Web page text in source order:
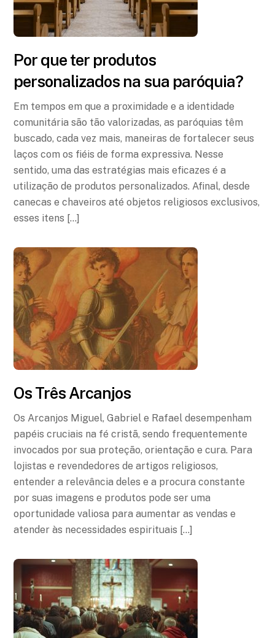
Por que ter produtos
personalizados na sua paróquia?
Em tempos em que a proximidade e a identidade
comunitária são tão valorizadas, as paróquias têm
buscado, cada vez mais, maneiras de fortalecer seus
laços com os fiéis de forma expressiva. Nesse
sentido, uma das estratégias mais eficazes é a
utilização de produtos personalizados. Afinal, desde
canecas e chaveiros até objetos religiosos exclusivos,
esses itens […]
Os Três Arcanjos
Os Arcanjos Miguel, Gabriel e Rafael desempenham
papéis cruciais na fé cristã, sendo frequentemente
invocados por sua proteção, orientação e cura. Para
lojistas e revendedores de artigos religiosos,
entender a relevância deles e a procura constante
por suas imagens e produtos pode ser uma
oportunidade valiosa para aumentar as vendas e
atender às necessidades espirituais […]